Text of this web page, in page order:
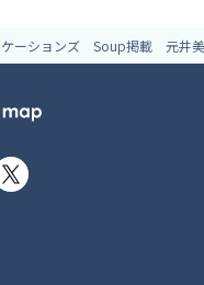
ケーションズ Soup掲載 元井
X